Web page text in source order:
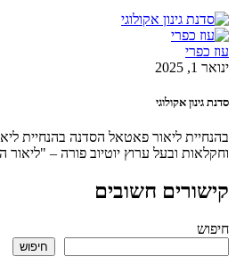
אקולוגי
ליאור פאטאל הסדנה בהנחיית ליאור
ובעל ערוץ יוטיוב פורה – "ליאור הגנן"
חשובים